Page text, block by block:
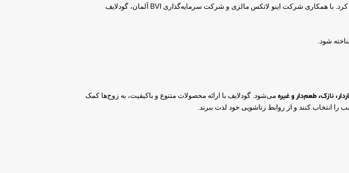
این برند با هدف تولید و عرضه کاندوم‌های باکیفیت و ایمن، فعالیت خود را آغاز کرد. با همکاری شرکت اینو لاتکس مالزی و شرکت سرمایه‌گذاری BVI آلمان، گودلایف
شود.
نازک، طعم‌دار و غیره می‌شود. گودلایف با ارائه محصولات متنوع و باکیفیت، به زوج‌ها کمک
انتخاب کنند و از روابط زناشویی خود لذت ببرند.